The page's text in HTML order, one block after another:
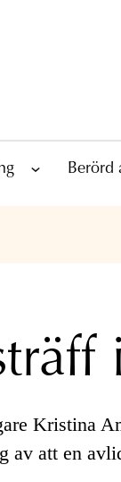
Berörd
Kristina
av att en